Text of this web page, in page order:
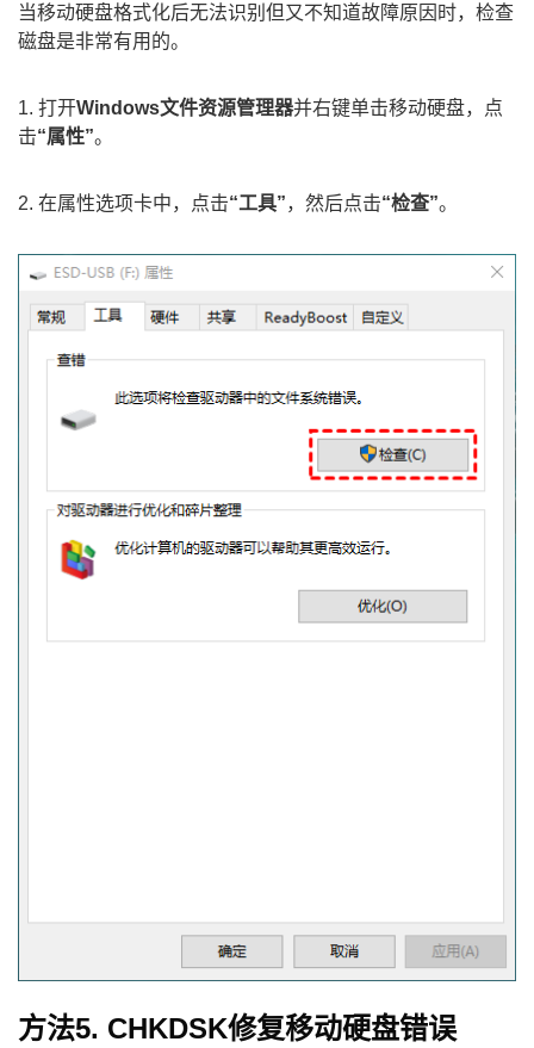
当移动硬盘格式化后无法识别但又不知道故障原因时，检查
磁盘是非常有用的。
1. 打开Windows文件资源管理器并右键单击移动硬盘，点
击“属性”。
2. 在属性选项卡中，点击“工具”，然后点击“检查”。
方法5. CHKDSK修复移动硬盘错误